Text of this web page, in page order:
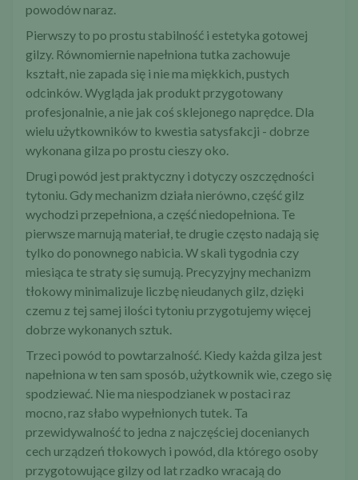
powodów naraz.
Pierwszy to po prostu stabilność i estetyka gotowej
gilzy. Równomiernie napełniona tutka zachowuje
kształt, nie zapada się i nie ma miękkich, pustych
odcinków. Wygląda jak produkt przygotowany
profesjonalnie, a nie jak coś sklejonego naprędce. Dla
wielu użytkowników to kwestia satysfakcji - dobrze
wykonana gilza po prostu cieszy oko.
Drugi powód jest praktyczny i dotyczy oszczędności
tytoniu. Gdy mechanizm działa nierówno, część gilz
wychodzi przepełniona, a część niedopełniona. Te
pierwsze marnują materiał, te drugie często nadają się
tylko do ponownego nabicia. W skali tygodnia czy
miesiąca te straty się sumują. Precyzyjny mechanizm
tłokowy minimalizuje liczbę nieudanych gilz, dzięki
czemu z tej samej ilości tytoniu przygotujemy więcej
dobrze wykonanych sztuk.
Trzeci powód to powtarzalność. Kiedy każda gilza jest
napełniona w ten sam sposób, użytkownik wie, czego się
spodziewać. Nie ma niespodzianek w postaci raz
mocno, raz słabo wypełnionych tutek. Ta
przewidywalność to jedna z najczęściej docenianych
cech urządzeń tłokowych i powód, dla którego osoby
przygotowujące gilzy od lat rzadko wracają do